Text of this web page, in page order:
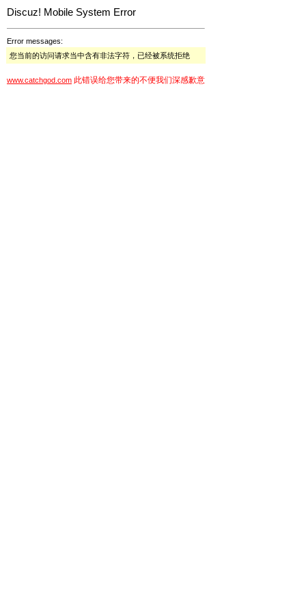
Discuz! Mobile System Error
Error messages:
您当前的访问请求当中含有非法字符，已经被系统拒绝
www.catchgod.com 此错误给您带来的不便我们深感歉意